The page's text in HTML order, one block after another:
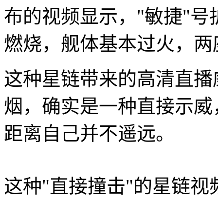
布的视频显示，"敏捷"号
燃烧，舰体基本过火，
这种星链带来的高清直
烟，确实是一种直接示
距离自己并不遥远。
这种"直接撞击"的星链视